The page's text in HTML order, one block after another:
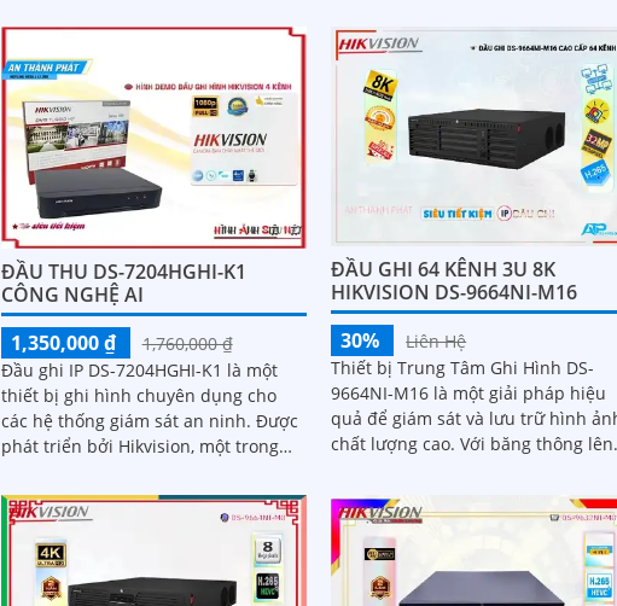
ĐẦU THU DS-7204HGHI-K1
CÔNG NGHỆ AI
1,350,000 ₫
1,760,000 ₫
Đầu ghi IP DS-7204HGHI-K1 là một
thiết bị ghi hình chuyên dụng cho
các hệ thống giám sát an ninh. Được
phát triển bởi Hikvision, một trong
lĩnh...
ĐẦU GHI 64 KÊNH 3U 8K
HIKVISION DS-9664NI-M16
30%
Liên Hệ
Thiết bị Trung Tâm Ghi Hình DS-
9664NI-M16 là một giải pháp hiệu
quả để giám sát và lưu trữ hình
chất lượng cao. Với băng thông lên
năng xử lý dữ liệu nhanh chóng và
mượt mà